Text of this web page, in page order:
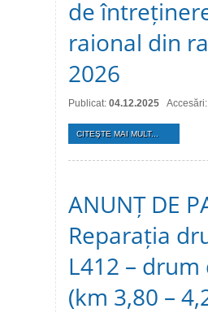
de
raional din
2026
Publicat: 04.12.2025
CITEŞTE MAI MULT...
ANUNȚ DE
Reparația
L412 – drum
(km 3,80 –